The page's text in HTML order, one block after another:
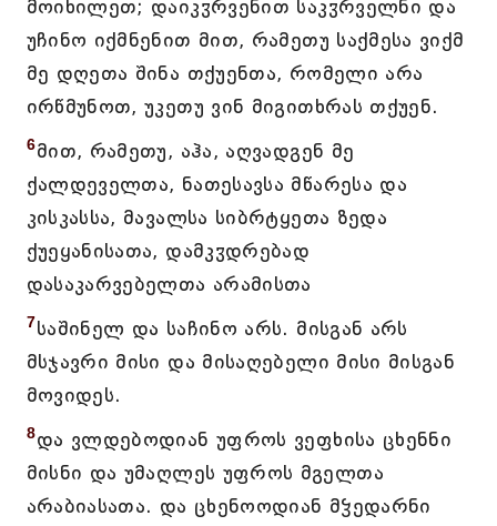
მოიხილეთ; დაიკჳრვენით საკჳრველნი და
უჩინო იქმნენით მით, რამეთუ საქმესა ვიქმ
მე დღეთა შინა თქუენთა, რომელი არა
ირწმუნოთ, უკეთუ ვინ მიგითხრას თქუენ.
6მით, რამეთუ, აჰა, აღვადგენ მე
ქალდეველთა, ნათესავსა მწარესა და
კისკასსა, მავალსა სიბრტყეთა ზედა
ქუეყანისათა, დამკჳდრებად
დასაკარვებელთა არამისთა
7საშინელ და საჩინო არს. მისგან არს
მსჯავრი მისი და მისაღებელი მისი მისგან
მოვიდეს.
8და ვლდებოდიან უფროს ვეფხისა ცხენნი
მისნი და უმაღლეს უფროს მგელთა
არაბიასათა. და ცხენოოდიან მჴედარნი